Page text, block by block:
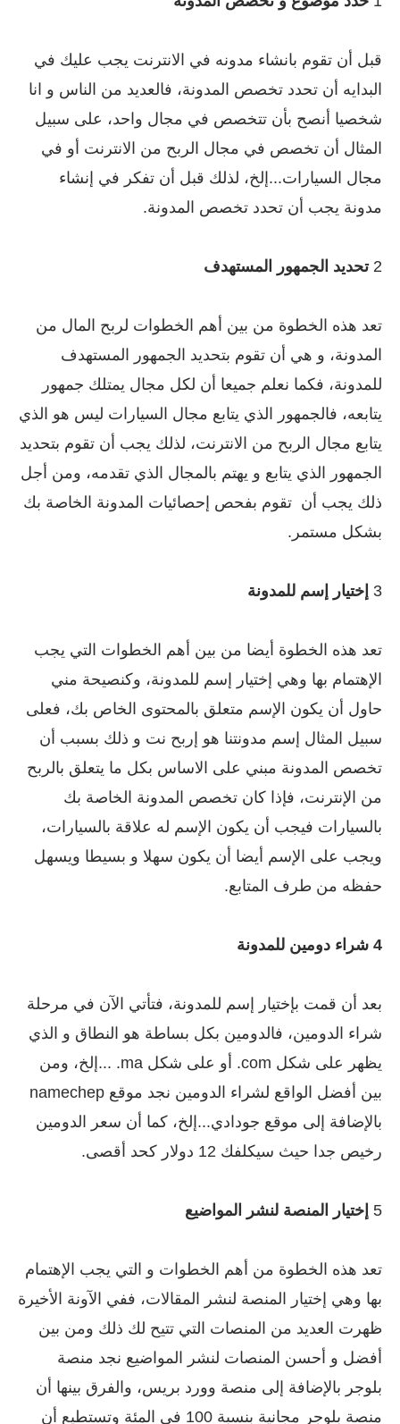
قبل أن تقوم بانشاء مدونه في الانترنت يجب عليك في
البدايه أن تحدد تخصص المدونة، فالعديد من الناس و انا
شخصيا أنصح بأن تتخصص في مجال واحد، على سبيل
المثال أن تخصص في مجال الربح من الانترنت أو في
مجال السيارات...إلخ، لذلك قبل أن تفكر في إنشاء
مدونة يجب أن تحدد تخصص المدونة.
2 تحديد الجمهور المستهدف
تعد هذه الخطوة من بين أهم الخطوات لربح المال من
المدونة، و هي أن تقوم بتحديد الجمهور المستهدف
للمدونة، فكما نعلم جميعا أن لكل مجال يمتلك جمهور
يتابعه، فالجمهور الذي يتابع مجال السيارات ليس هو الذي
يتابع مجال الربح من الانترنت، لذلك يجب أن تقوم بتحديد
الجمهور الذي يتابع و يهتم بالمجال الذي تقدمه، ومن أجل
ذلك يجب أن تقوم بفحص إحصائيات المدونة الخاصة بك
بشكل مستمر.
3 إختيار إسم للمدونة
تعد هذه الخطوة أيضا من بين أهم الخطوات التي يجب
الإهتمام بها وهي إختيار إسم للمدونة، وكنصيحة مني
حاول أن يكون الإسم متعلق بالمحتوى الخاص بك، فعلى
سبيل المثال إسم مدونتنا هو إربح نت و ذلك بسبب أن
تخصص المدونة مبني على الاساس بكل ما يتعلق بالربح
من الإنترنت، فإذا كان تخصص المدونة الخاصة بك
بالسيارات فيجب أن يكون الإسم له علاقة بالسيارات،
ويجب على الإسم أيضا أن يكون سهلا و بسيطا ويسهل
حفظه من طرف المتابع.
4 شراء دومين للمدونة
بعد أن قمت بإختيار إسم للمدونة، فتأتي الآن في مرحلة
شراء الدومين، فالدومين بكل بساطة هو النطاق و الذي
يظهر على شكل com. أو على شكل ma. ...إلخ، ومن
بين أفضل الواقع لشراء الدومين نجد موقع namechep
بالإضافة إلى موقع جودادي...إلخ، كما أن سعر الدومين
رخيص جدا حيث سيكلفك 12 دولار كحد أقصى.
5 إختيار المنصة لنشر المواضيع
تعد هذه الخطوة من أهم الخطوات و التي يجب الإهتمام
بها وهي إختيار المنصة لنشر المقالات، ففي الآونة الأخيرة
ظهرت العديد من المنصات التي تتيح لك ذلك ومن بين
أفضل و أحسن المنصات لنشر المواضيع نجد منصة
بلوجر بالإضافة إلى منصة وورد بريس، والفرق بينها أن
منصة بلوجر مجانية بنسبة 100 في المئة وتستطيع أن